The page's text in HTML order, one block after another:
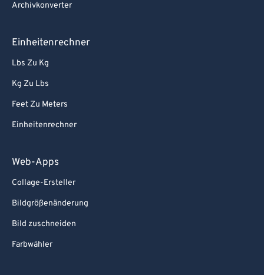
Archivkonverter
Einheitenrechner
Lbs Zu Kg
Kg Zu Lbs
Feet Zu Meters
Einheitenrechner
Web-Apps
Collage-Ersteller
Bildgrößenänderung
Bild zuschneiden
Farbwähler